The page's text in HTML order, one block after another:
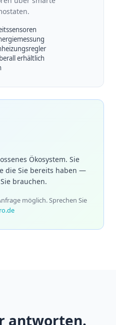
erhältlich
Ökosystem. Sie
die Sie bereits haben —
brauchen.
möglich. Sprechen Sie
antworten.